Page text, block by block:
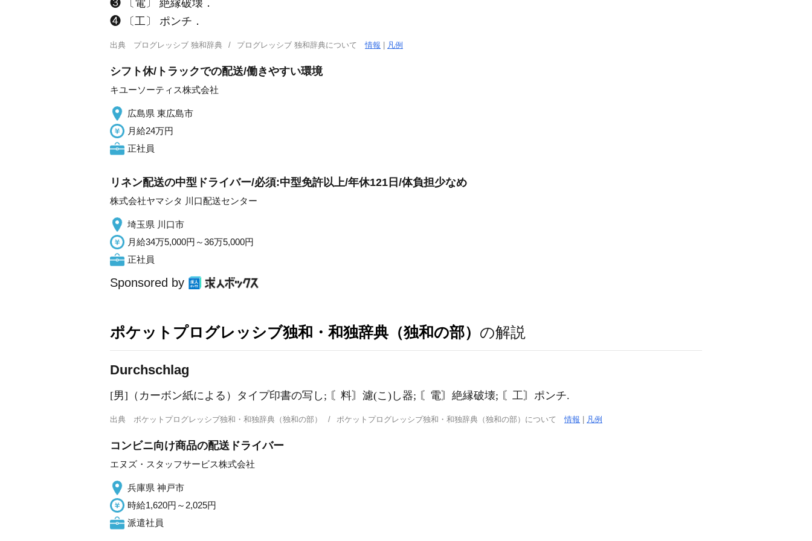
❸ 〔電〕 絶縁破壊．
❹ 〔工〕 ポンチ．
出典 プログレッシブ 独和辞典 プログレッシブ 独和辞典について情報 凡例
シフト休/トラックでの配送/働きやすい環境
キユーソーティス株式会社
広島県 東広島市
月給24万円
正社員
リネン配送の中型ドライバー/必須:中型免許以上/年休121日/体負担少なめ
株式会社ヤマシタ 川口配送センター
埼玉県 川口市
月給34万5,000円～36万5,000円
正社員
Sponsored by
ポケットプログレッシブ独和・和独辞典（独和の部） の解説
Durchschlag
[男]（カーボン紙による）タイプ印書の写し; 〘料〙濾(こ)し器; 〘電〙絶縁破壊; 〘工〙ポンチ.
出典 ポケットプログレッシブ独和・和独辞典（独和の部） ポケットプログレッシブ独和・和独辞典（独和の部）について情報 | 凡例
コンビニ向け商品の配送ドライバー
エヌズ・スタッフサービス株式会社
兵庫県 神戸市
時給1,620円～2,025円
派遣社員